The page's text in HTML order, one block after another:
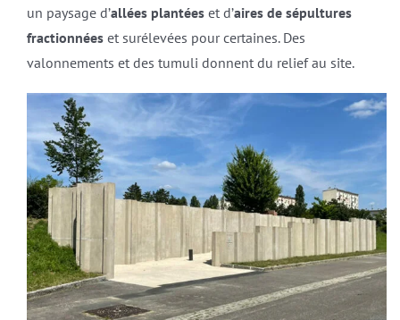
un paysage d’allées plantéeset d’aires de sépultures
fractionnéeset surélevées pour certaines. Des
valonnements et des tumuli donnent du relief au site.